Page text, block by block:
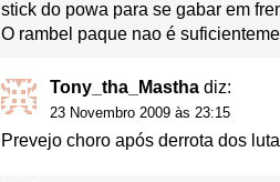
stick do powa para se gabar em
O rambel paque nao é
Tony_tha_Mastha diz:
23 Novembro 2009 às 23:15
Prevejo choro após derrota dos